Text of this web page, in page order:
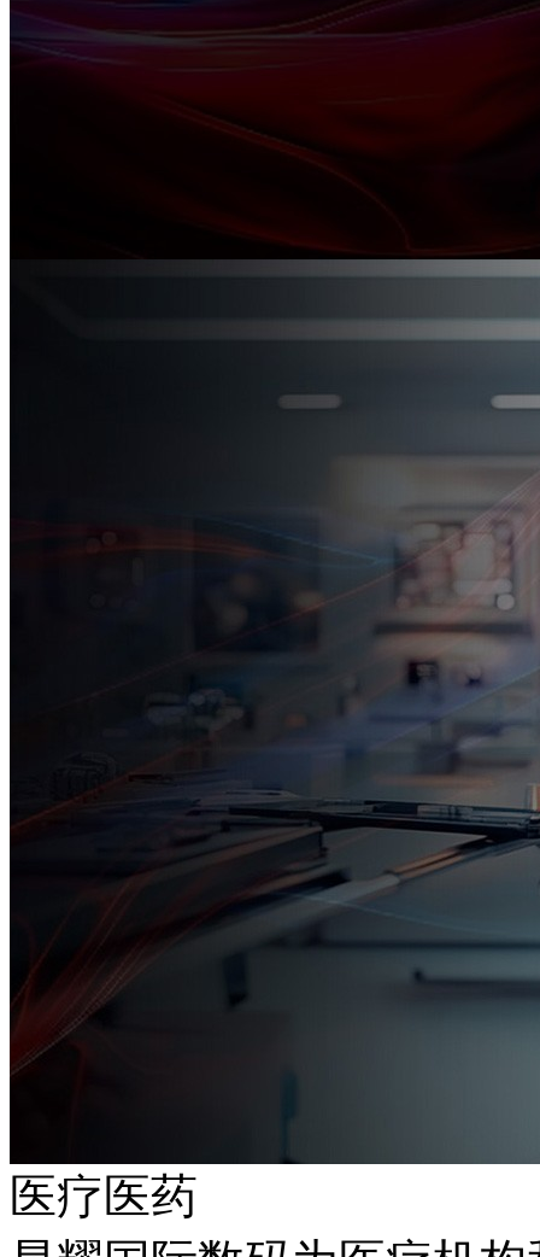
医疗医药